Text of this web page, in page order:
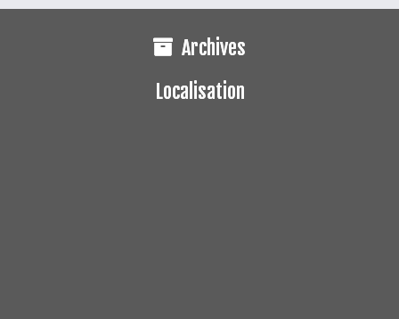
Archives
Localisation